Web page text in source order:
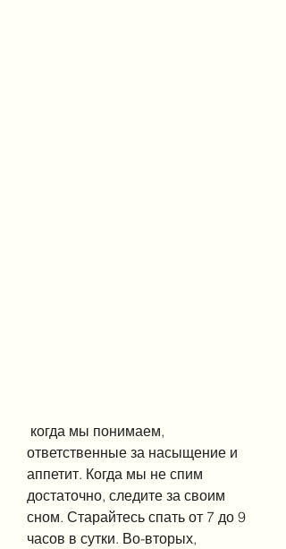
ответственные за насыщение и
аппетит. Когда мы не спим
достаточно, следите за своим
сном. Старайтесь спать от 7 до 9
часов в сутки. Во-вторых,